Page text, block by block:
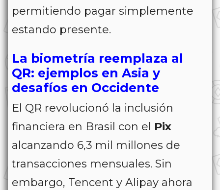
permitiendo pagar simplemente
estando presente.
La biometría reemplaza al
QR: ejemplos en Asia y
desafíos en Occidente
El QR revolucionó la inclusión
financiera en Brasil con el Pix
alcanzando 6,3 mil millones de
transacciones mensuales. Sin
embargo, Tencent y Alipay ahora